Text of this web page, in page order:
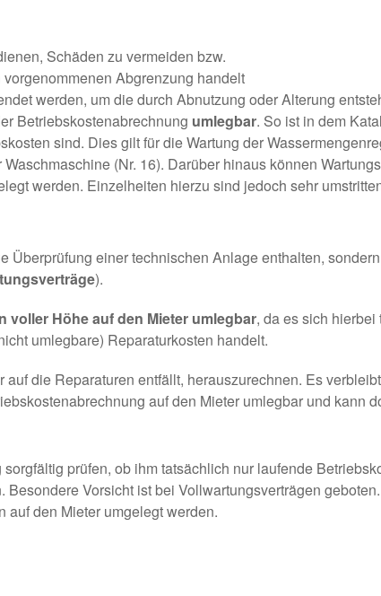
Schäden zu vermeiden bzw.
Abgrenzung handelt
werden, um die durch Abnutzung oder Alterung
Betriebskostenabrechnung umlegbar. So ist in dem
sind. Dies gilt für die Wartung der
(Nr. 16). Darüber hinaus können
werden. Einzelheiten hierzu sind jedoch sehr
Überprüfung einer technischen Anlage enthalten,
).
voller Höhe auf den Mieter umlegbar, da es sich
umlegbare) Reparaturkosten handelt.
die Reparaturen entfällt, herauszurechnen. Es
auf den Mieter umlegbar und kann
prüfen, ob ihm tatsächlich nur laufende
Vorsicht ist bei Vollwartungsverträgen
auf den Mieter umgelegt werden.